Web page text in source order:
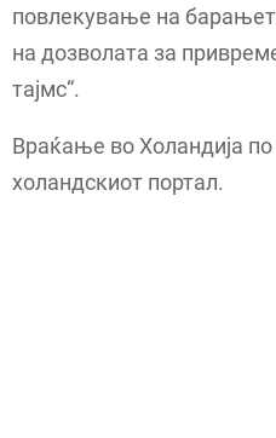
повлекување на
на дозволата за
тајмс“.
Враќање во Холандија
холандскиот портал.